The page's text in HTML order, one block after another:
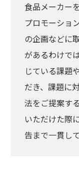
食品メーカー
プロモーショ
の企画などに
があるわけで
じている課題
だき、課題に
法をご提案す
いただけた際
告まで一貫し